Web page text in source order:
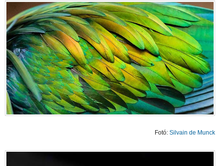
Fotó: Silvain de Munck